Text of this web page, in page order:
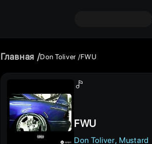
Главная Don Toliver FWU
FWU
Don Toliver Mustard